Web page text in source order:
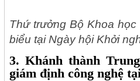
Thứ trưởng Bộ Khoa
biểu tại Ngày hội Khởi
3. Khánh thành
giám định công nghệ